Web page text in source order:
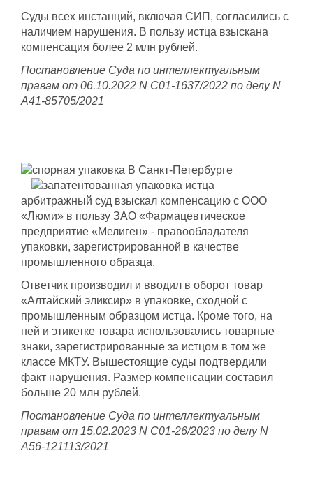
Суды всех инстанций, включая СИП, согласились с
наличием нарушения. В пользу истца взыскана
компенсация более 2 млн рублей.
Постановление Суда по интеллектуальным
правам от 06.10.2022 N С01-1637/2022 по делу N
А41-85705/2021
В Санкт-Петербурге
арбитражный суд взыскал компенсацию с ООО
«Люми» в пользу ЗАО «Фармацевтическое
предприятие «Мелиген» - правообладателя
упаковки, зарегистрированной в качестве
промышленного образца.
Ответчик производил и вводил в оборот товар
«Алтайский эликсир» в упаковке, сходной с
промышленным образцом истца. Кроме того, на
ней и этикетке товара использовались товарные
знаки, зарегистрированные за истцом в том же
классе МКТУ. Вышестоящие суды подтвердили
факт нарушения. Размер компенсации составил
больше 20 млн рублей.
Постановление Суда по интеллектуальным
правам от 15.02.2023 N С01-26/2023 по делу N
А56-121113/2021